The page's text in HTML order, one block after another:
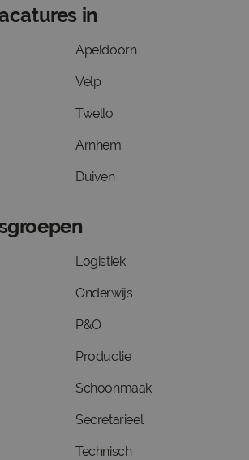
in
Apeldoorn
Velp
Twello
Arnhem
Duiven
Logistiek
Onderwijs
P&O
Productie
Schoonmaak
Secretarieel
Technisch